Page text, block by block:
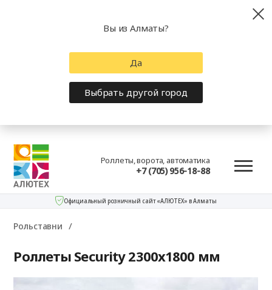
Роллеты, ворота, автоматика
+7 (705) 956-18-88
Официальный розничный сайт «АЛЮТЕХ» в Алматы
Рольставни
Роллеты Security 2300x1800 мм
Вы из Алматы?
Да
Выбрать другой город